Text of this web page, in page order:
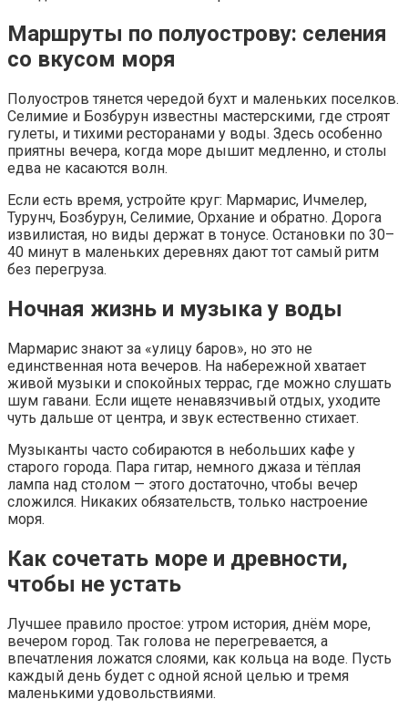
Маршруты по полуострову: селения
со вкусом моря
Полуостров тянется чередой бухт и маленьких поселков.
Селимие и Бозбурун известны мастерскими, где строят
гулеты, и тихими ресторанами у воды. Здесь особенно
приятны вечера, когда море дышит медленно, и столы
едва не касаются волн.
Если есть время, устройте круг: Мармарис, Ичмелер,
Турунч, Бозбурун, Селимие, Орхание и обратно. Дорога
извилистая, но виды держат в тонусе. Остановки по 30–
40 минут в маленьких деревнях дают тот самый ритм
без перегруза.
Ночная жизнь и музыка у воды
Мармарис знают за «улицу баров», но это не
единственная нота вечеров. На набережной хватает
живой музыки и спокойных террас, где можно слушать
шум гавани. Если ищете ненавязчивый отдых, уходите
чуть дальше от центра, и звук естественно стихает.
Музыканты часто собираются в небольших кафе у
старого города. Пара гитар, немного джаза и тёплая
лампа над столом — этого достаточно, чтобы вечер
сложился. Никаких обязательств, только настроение
моря.
Как сочетать море и древности,
чтобы не устать
Лучшее правило простое: утром история, днём море,
вечером город. Так голова не перегревается, а
впечатления ложатся слоями, как кольца на воде. Пусть
каждый день будет с одной ясной целью и тремя
маленькими удовольствиями.